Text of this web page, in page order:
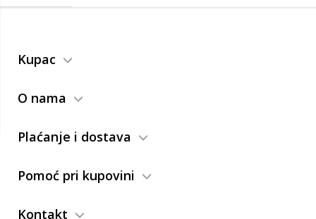
Kupac
O nama
Plaćanje i dostava
Pomoć pri kupovini
Kontakt